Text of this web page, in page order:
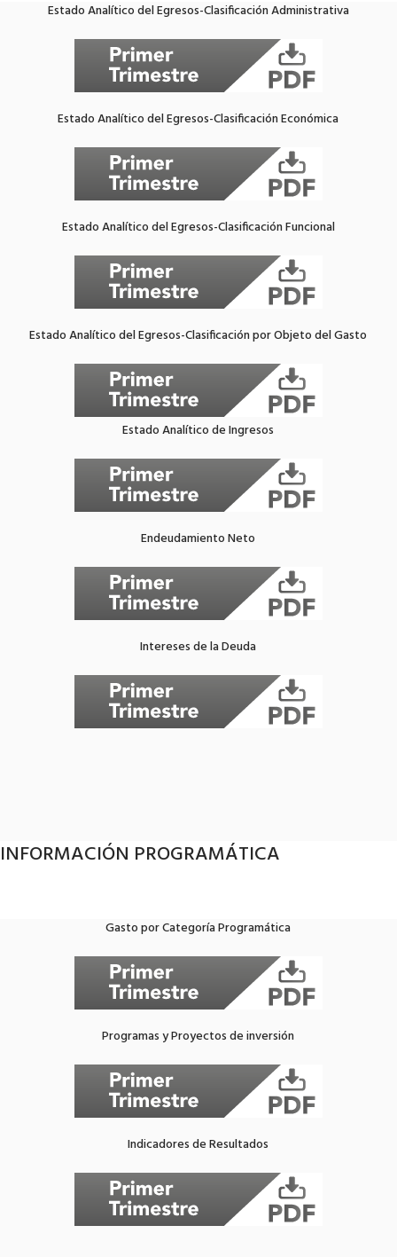
Estado Analítico del Egresos-Clasificación Administrativa
Estado Analítico del Egresos-Clasificación Económica
Estado Analítico del Egresos-Clasificación Funcional
Estado Analítico del Egresos-Clasificación por Objeto del Gasto
Estado Analítico de Ingresos
Endeudamiento Neto
Intereses de la Deuda
INFORMACIÓN PROGRAMÁTICA
Gasto por Categoría Programática
Programas y Proyectos de inversión
Indicadores de Resultados